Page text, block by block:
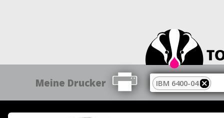
Meine Drucker IBM 6400-04